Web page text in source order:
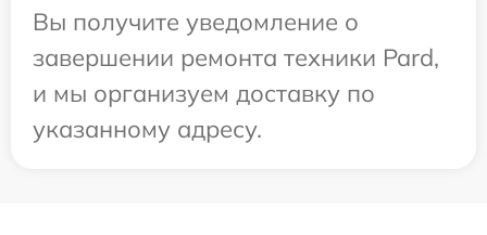
Вы получите уведомление о
завершении ремонта техники Pard,
и мы организуем доставку по
указанному адресу.